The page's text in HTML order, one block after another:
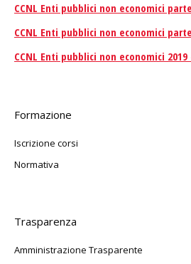
CCNL Enti pubblici non economici
CCNL Enti pubblici non economici
CCNL Enti pubblici non economici 2019
Formazione
Iscrizione corsi
Normativa
Trasparenza
Amministrazione Trasparente